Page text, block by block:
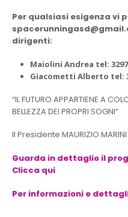
Per qualsiasi esigenza vi
dirigenti:
Maiolini Andrea tel:
Giacometti Alberto tel:
“IL FUTURO APPARTIENE A
BELLEZZA DEI PROPRI SOGNI”
Il Presidente MAURIZIO MARINI
Guarda in dettaglio il
Clicca qui
Per informazioni e